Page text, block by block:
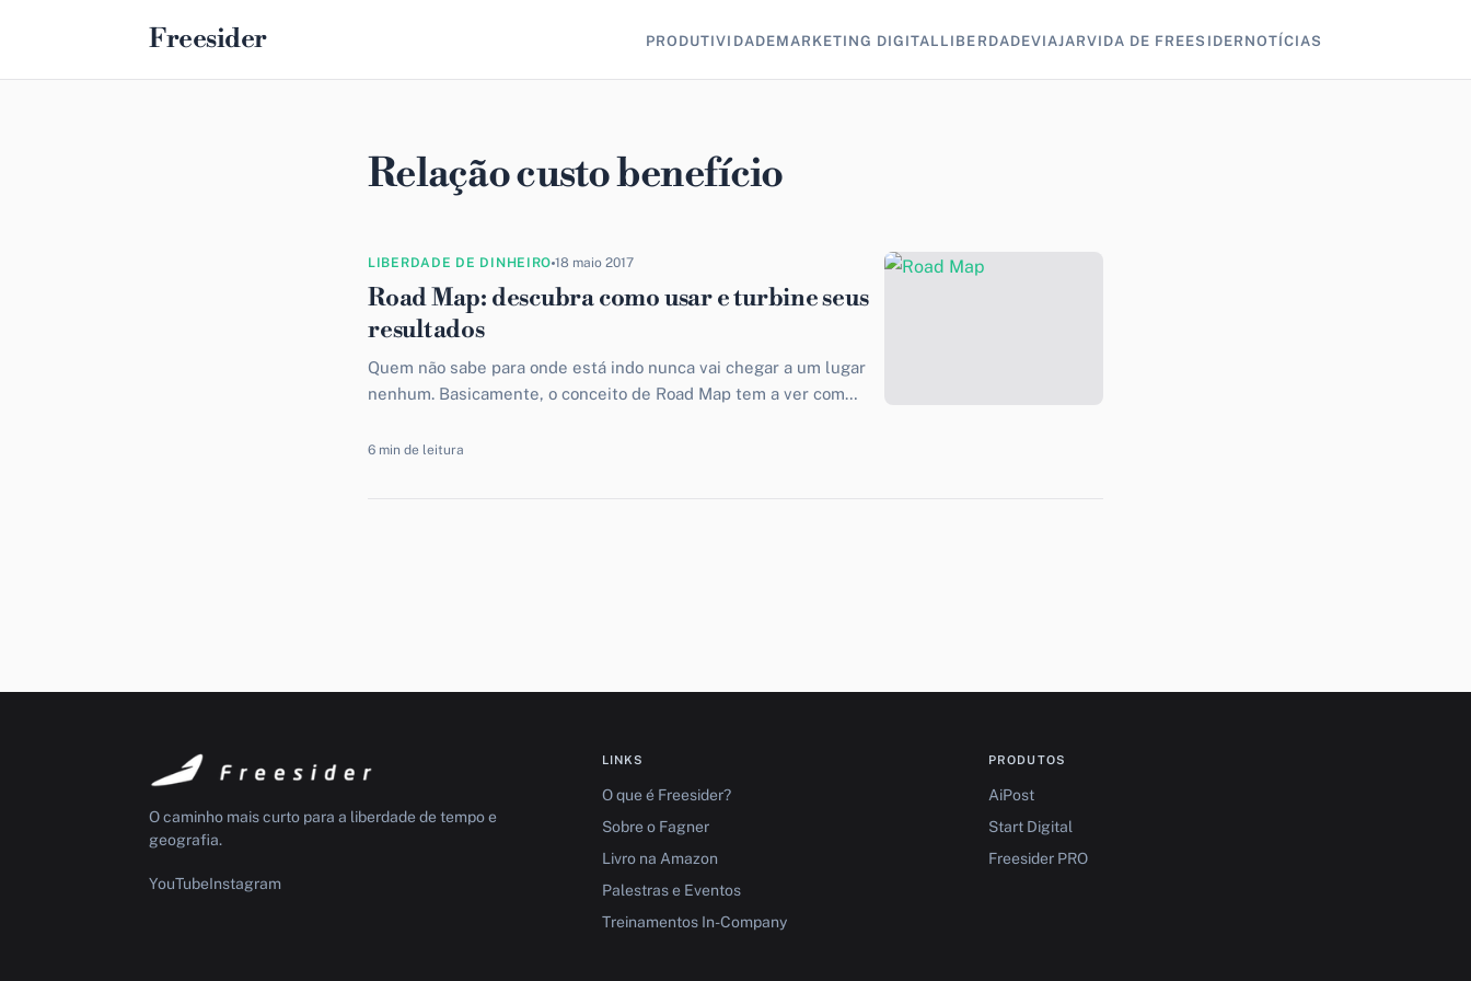
Freesider PRODUTIVIDADEMARKETING DIGITAL LIBERDADEVIAJARVIDA DE FREESIDER NOTÍCIAS
Relação custo benefício
LIBERDADE DE DINHEIRO 18 maio 2017
Road Map: descubra como usar e turbine seus
resultados
Quem não sabe para onde está indo nunca vai chegar a um lugar
nenhum. Basicamente, o conceito de Road Map tem a ver com
6 min de leitura
O caminho mais curto para a liberdade de tempo e
geografia.
YouTubeInstagram
LINKS
O que é Freesider?
Sobre o Fagner
Livro na Amazon
Palestras e Eventos
Treinamentos In-Company
PRODUTOS
AiPost
Start Digital
Freesider PRO